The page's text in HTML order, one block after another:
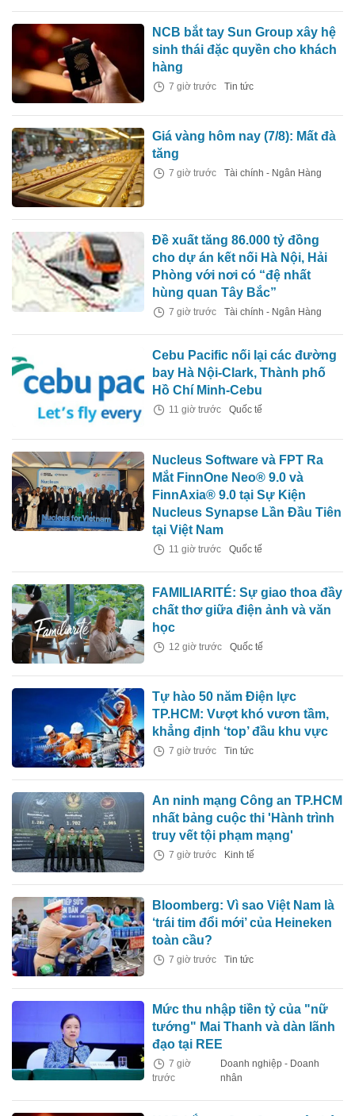
NCB bắt tay Sun Group xây hệ
sinh thái đặc quyền cho khách
hàng
7 giờ trước Tin tức
Giá vàng hôm nay (7/8): Mất đà
tăng
7 giờ trước Tài chính - Ngân Hàng
Đề xuất tăng 86.000 tỷ đồng
cho dự án kết nối Hà Nội, Hải
Phòng với nơi có “đệ nhất
hùng quan Tây Bắc”
7 giờ trước Tài chính - Ngân Hàng
Cebu Pacific nối lại các đường
bay Hà Nội-Clark, Thành phố
Hồ Chí Minh-Cebu
11 giờ trước Quốc tế
Nucleus Software và FPT Ra
Mắt FinnOne Neo® 9.0 và
FinnAxia® 9.0 tại Sự Kiện
Nucleus Synapse Lần Đầu Tiên
tại Việt Nam
11 giờ trước Quốc tế
FAMILIARITÉ: Sự giao thoa đầy
chất thơ giữa điện ảnh và văn
học
12 giờ trước Quốc tế
Tự hào 50 năm Điện lực
TP.HCM: Vượt khó vươn tầm,
khẳng định ‘top’ đầu khu vực
7 giờ trước Tin tức
An ninh mạng Công an TP.HCM
nhất bảng cuộc thi 'Hành trình
truy vết tội phạm mạng'
7 giờ trước Kinh tế
Bloomberg: Vì sao Việt Nam là
‘trái tim đổi mới’ của Heineken
toàn cầu?
7 giờ trước Tin tức
Mức thu nhập tiền tỷ của "nữ
tướng" Mai Thanh và dàn lãnh
đạo tại REE
7 giờ
trước
Doanh nghiệp - Doanh
nhân